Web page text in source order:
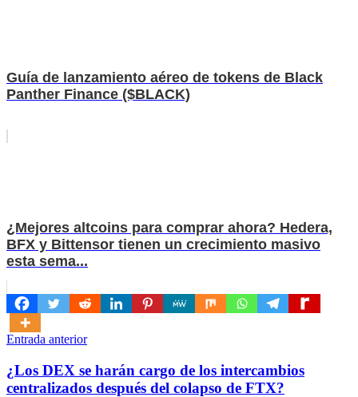
Guía de lanzamiento aéreo de tokens de Black
Panther Finance ($BLACK)
¿Mejores altcoins para comprar ahora? Hedera,
BFX y Bittensor tienen un crecimiento masivo
esta sema...
Navegación
de
entradas
Entrada anterior
¿Los DEX se harán cargo de los intercambios
centralizados después del colapso de FTX?